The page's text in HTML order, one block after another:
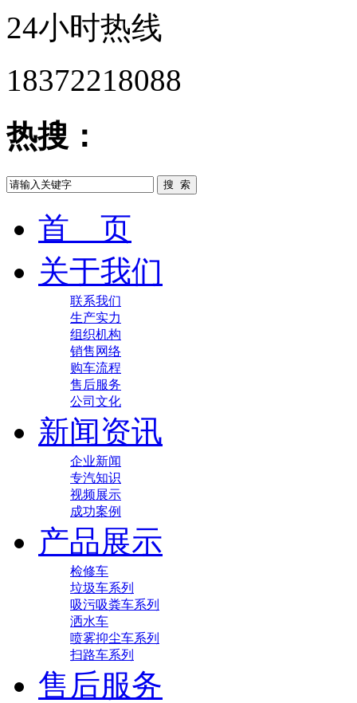
24小时热线
18372218088
热搜：
首 页
关于我们
联系我们
生产实力
组织机构
销售网络
购车流程
售后服务
公司文化
新闻资讯
企业新闻
专汽知识
视频展示
成功案例
产品展示
检修车
垃圾车系列
吸污吸粪车系列
洒水车
喷雾抑尘车系列
扫路车系列
售后服务